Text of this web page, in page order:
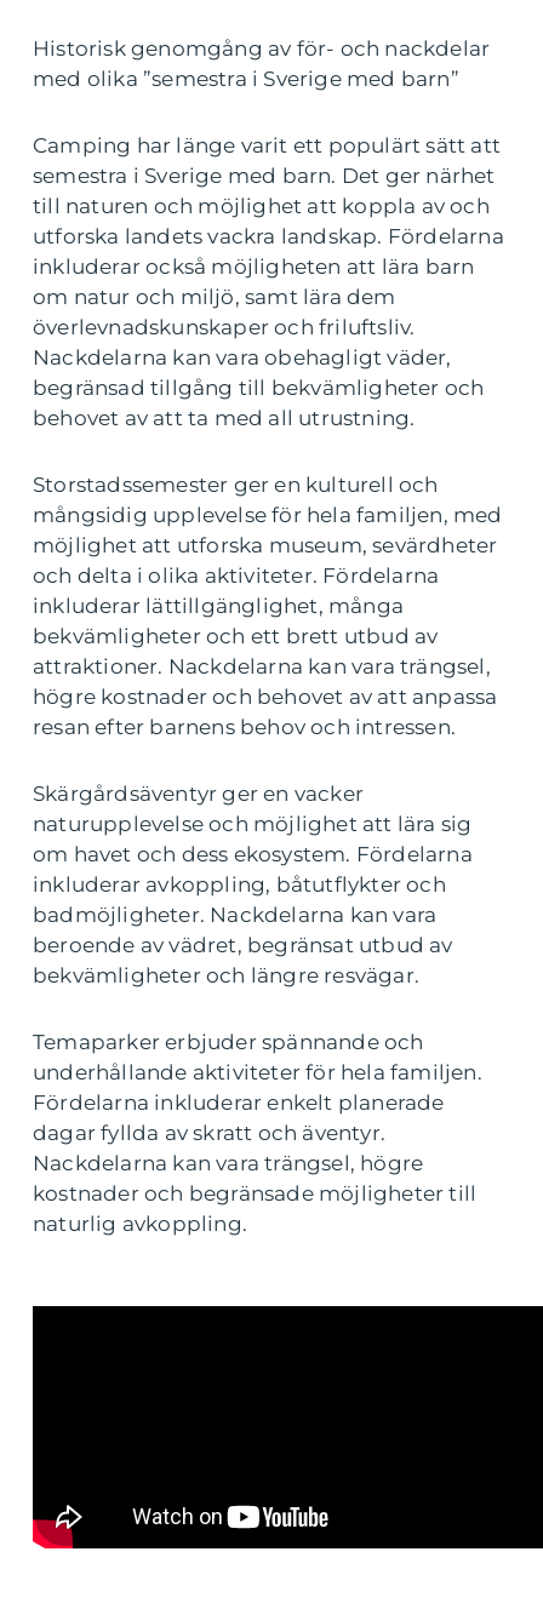
Historisk genomgång av för- och nackdelar
med olika ”semestra i Sverige med barn”
Camping har länge varit ett populärt sätt att
semestra i Sverige med barn. Det ger närhet
till naturen och möjlighet att koppla av och
utforska landets vackra landskap. Fördelarna
inkluderar också möjligheten att lära barn
om natur och miljö, samt lära dem
överlevnadskunskaper och friluftsliv.
Nackdelarna kan vara obehagligt väder,
begränsad tillgång till bekvämligheter och
behovet av att ta med all utrustning.
Storstadssemester ger en kulturell och
mångsidig upplevelse för hela familjen, med
möjlighet att utforska museum, sevärdheter
och delta i olika aktiviteter. Fördelarna
inkluderar lättillgänglighet, många
bekvämligheter och ett brett utbud av
attraktioner. Nackdelarna kan vara trängsel,
högre kostnader och behovet av att anpassa
resan efter barnens behov och intressen.
Skärgårdsäventyr ger en vacker
naturupplevelse och möjlighet att lära sig
om havet och dess ekosystem. Fördelarna
inkluderar avkoppling, båtutflykter och
badmöjligheter. Nackdelarna kan vara
beroende av vädret, begränsat utbud av
bekvämligheter och längre resvägar.
Temaparker erbjuder spännande och
underhållande aktiviteter för hela familjen.
Fördelarna inkluderar enkelt planerade
dagar fyllda av skratt och äventyr.
Nackdelarna kan vara trängsel, högre
kostnader och begränsade möjligheter till
naturlig avkoppling.